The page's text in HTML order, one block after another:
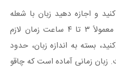
و اجازه دهید زبان با شعله
ملایم بپزد. در قابلمه معمولی، معمولاً ۳ تا ۴ ساعت زمان لازم
بسته به اندازه زبان، حدود
است. زبان زمانی آماده است که چاقو